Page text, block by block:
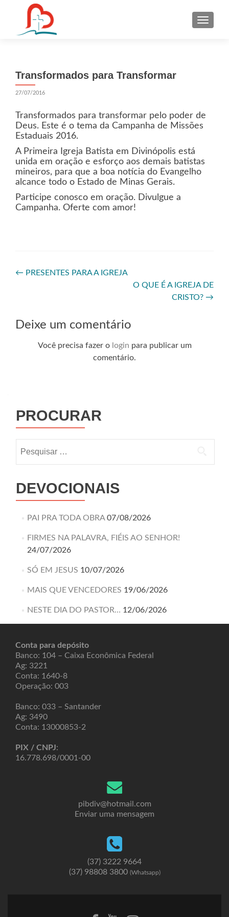
Transformados para Transformar
27/07/2016
Transformados para transformar pelo poder de
Deus. Este é o tema da Campanha de Missões
Estaduais 2016.
A Primeira Igreja Batista em Divinópolis está
unida em oração e esforço aos demais batistas
mineiros, para que a boa notícia do Evangelho
alcance todo o Estado de Minas Gerais.
Participe conosco em oração. Divulgue a
Campanha. Oferte com amor!
← PRESENTES PARA A IGREJA
O QUE É A IGREJA DE
CRISTO? →
Deixe um comentário
Você precisa fazer o login para publicar um
comentário.
PROCURAR
DEVOCIONAIS
PAI PRA TODA OBRA 07/08/2026
FIRMES NA PALAVRA, FIÉIS AO SENHOR!
24/07/2026
SÓ EM JESUS 10/07/2026
MAIS QUE VENCEDORES 19/06/2026
NESTE DIA DO PASTOR… 12/06/2026
Conta para depósito
Banco: 104 – Caixa Econômica Federal
Ag: 3221
Conta: 1640-8
Operação: 003
Banco: 033 – Santander
Ag: 3490
Conta: 13000853-2
PIX / CNPJ:
16.778.698/0001-00
pibdiv@hotmail.com
Enviar uma mensagem
(37) 3222 9664
(37) 98808 3800 (Whatsapp)